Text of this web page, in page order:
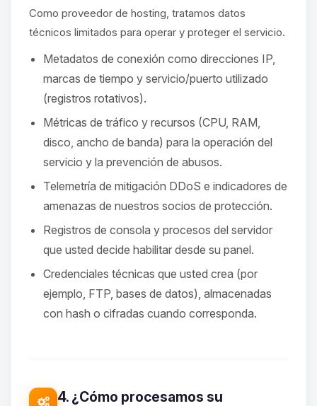
Como proveedor de hosting, tratamos datos
técnicos limitados para operar y proteger el servicio.
Metadatos de conexión como direcciones IP,
marcas de tiempo y servicio/puerto utilizado
(registros rotativos).
Métricas de tráfico y recursos (CPU, RAM,
disco, ancho de banda) para la operación del
servicio y la prevención de abusos.
Telemetría de mitigación DDoS e indicadores de
amenazas de nuestros socios de protección.
Registros de consola y procesos del servidor
que usted decide habilitar desde su panel.
Credenciales técnicas que usted crea (por
ejemplo, FTP, bases de datos), almacenadas
con hash o cifradas cuando corresponda.
4. ¿Cómo procesamos su
asistente de BoxToPlay. Cuentame
que necesitas y moveré mis